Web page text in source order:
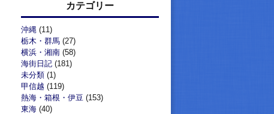
カテゴリー
沖縄 (11)
栃木・群馬 (27)
横浜・湘南 (58)
海街日記 (181)
未分類 (1)
甲信越 (119)
熱海・箱根・伊豆 (153)
東海 (40)